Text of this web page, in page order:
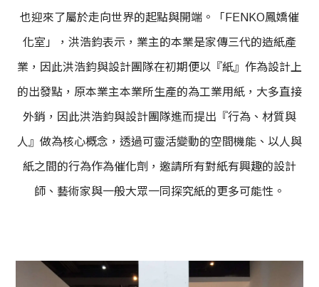
也迎來了屬於走向世界的起點與開端。「FENKO鳳嬌催
化室」，洪浩鈞表示，業主的本業是家傳三代的造紙產
業，因此洪浩鈞與設計團隊在初期便以『紙』作為設計上
的出發點，原本業主本業所生產的為工業用紙，大多直接
外銷，因此洪浩鈞與設計團隊進而提出『行為、材質與
人』做為核心概念，透過可靈活變動的空間機能、以人與
紙之間的行為作為催化劑，邀請所有對紙有興趣的設計
師、藝術家與一般大眾一同探究紙的更多可能性。